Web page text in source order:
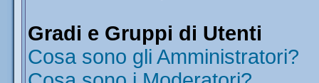
Gradi e Gruppi di Utenti
Cosa sono gli Amministratori?